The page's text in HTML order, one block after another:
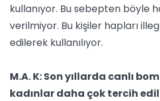
kullanıyor. Bu sebepten böyle
verilmiyor. Bu kişiler hapları
edilerek kullanılıyor.
M.A. K: Son yıllarda canlı
kadınlar daha çok tercih